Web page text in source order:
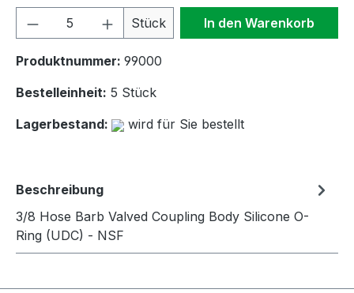
Produkt Anzahl: Gib den
Stück In den Warenkorb
Produktnummer: 99000
Bestelleinheit: 5 Stück
Lagerbestand:
wird für Sie bestellt
Beschreibung
3/8 Hose Barb Valved Coupling Body Silicone O-
Ring (UDC) - NSF